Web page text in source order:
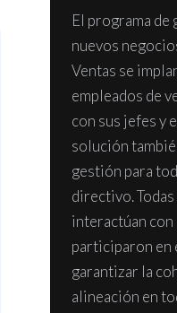
El programa de
nuevos
Ventas se
empleados de
con sus jefes y
solución
gestión para
directivo.
interactúan
participaron en
garantizar la
alineación en